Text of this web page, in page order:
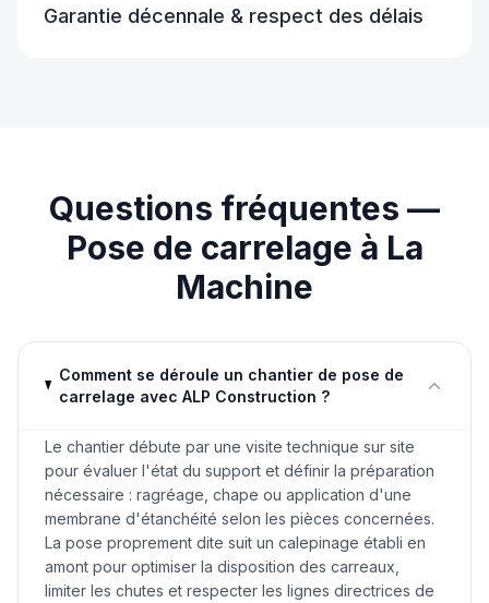
Garantie décennale & respect des délais
Questions fréquentes —
Pose de carrelage à La
Machine
Comment se déroule un chantier de pose de
carrelage avec ALP Construction ?
Le chantier débute par une visite technique sur site
pour évaluer l'état du support et définir la préparation
nécessaire : ragréage, chape ou application d'une
membrane d'étanchéité selon les pièces concernées.
La pose proprement dite suit un calepinage établi en
amont pour optimiser la disposition des carreaux,
limiter les chutes et respecter les lignes directrices de